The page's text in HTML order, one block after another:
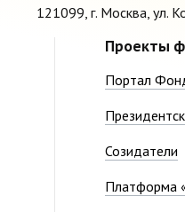
121099, г. Москва, ул.
Проекты
Портал
Созидатели
Платформа